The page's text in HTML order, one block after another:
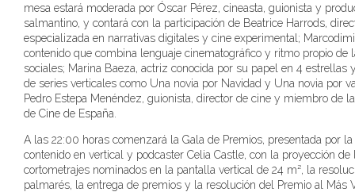
mesa estará moderada por Óscar Pérez, cineasta, guionista y
salmantino, y contará con la participación de Beatrice Harrods,
especializada en narrativas digitales y cine experimental;
contenido que combina lenguaje cinematográfico y ritmo propio de
sociales; Marina Baeza, actriz conocida por su papel en 4 estrellas
de series verticales como Una novia por Navidad y Una novia por
Pedro Estepa Menéndez, guionista, director de cine y miembro de
de Cine de España.
A las 22:00 horas comenzará la Gala de Premios, presentada por
contenido en vertical y podcaster Celia Castle, con la proyección de
cortometrajes nominados en la pantalla vertical de 24 m², la
palmarés, la entrega de premios y la resolución del Premio al Más